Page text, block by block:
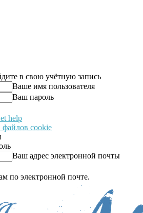
в свою учётную запись
Ваше имя пользователя
Ваш пароль
help
cookie
Ваш адрес электронной почты
по электронной почте.